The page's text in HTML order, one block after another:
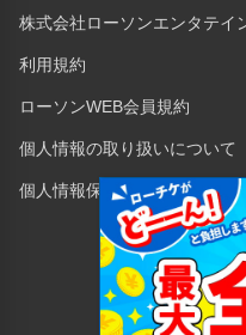
株式会社ローソンエンタテイ
利用規約
ローソンWEB会員規約
個人情報の取り扱いについて
個人情報保護方針
Copyright © 1998